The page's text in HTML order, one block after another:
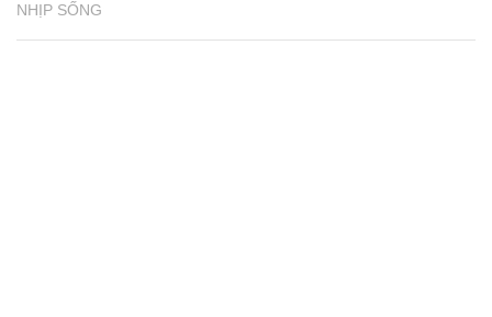
NHỊP SỐNG